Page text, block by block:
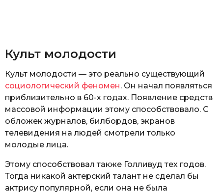
Культ молодости
Культ молодости — это реально существующий
социологический феномен. Он начал появляться
приблизительно в 60-х годах. Появление средств
массовой информации этому способствовало. С
обложек журналов, билбордов, экранов
телевидения на людей смотрели только
молодые лица.
Этому способствовал также Голливуд тех годов.
Тогда никакой актерский талант не сделал бы
актрису популярной, если она не была